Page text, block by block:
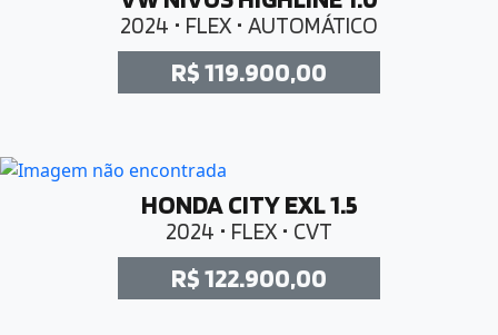
2024 • FLEX • AUTOMÁTICO
R$ 119.900,00
HONDA CITY EXL 1.5
2024 • FLEX • CVT
R$ 122.900,00